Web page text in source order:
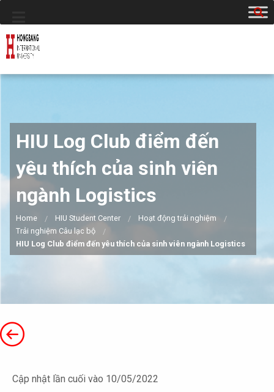
HIU Log Club điểm đến
yêu thích của sinh viên
ngành Logistics
Home HIU Student Center
Hoạt động trải nghiệm
Trải nghiệm Câu lạc bộ
HIU Log Club điểm đến yêu thích của sinh viên ngành Logistics
Cập nhật lần cuối vào 10/05/2022